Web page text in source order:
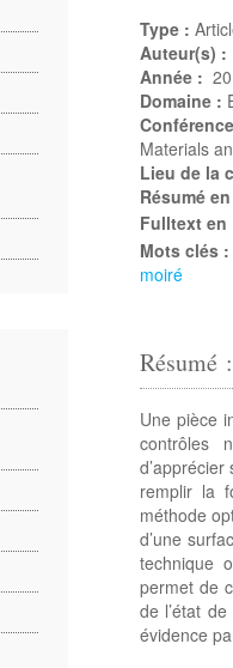
Type :
Auteur(s) :
Année :
Domaine :
Materials
Lieu de la
Résumé
Fulltext en
Mots clés :
moiré
Une pièce
contrôles
remplir la
méthode
d’une
technique
permet de
de l’état
évidence